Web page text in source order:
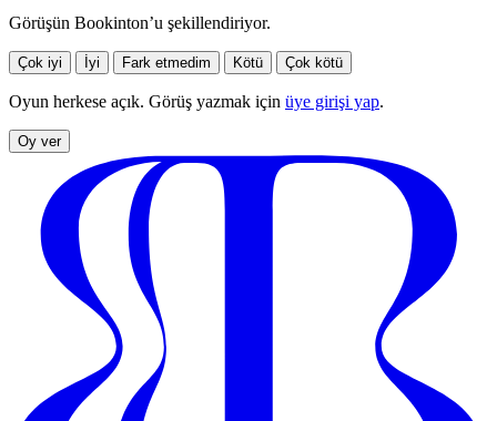
Görüşün Bookinton’u şekillendiriyor.
Çok iyi İyi Fark etmedim Kötü Çok kötü
Oyun herkese açık. Görüş yazmak için üye girişi yap.
Oy ver